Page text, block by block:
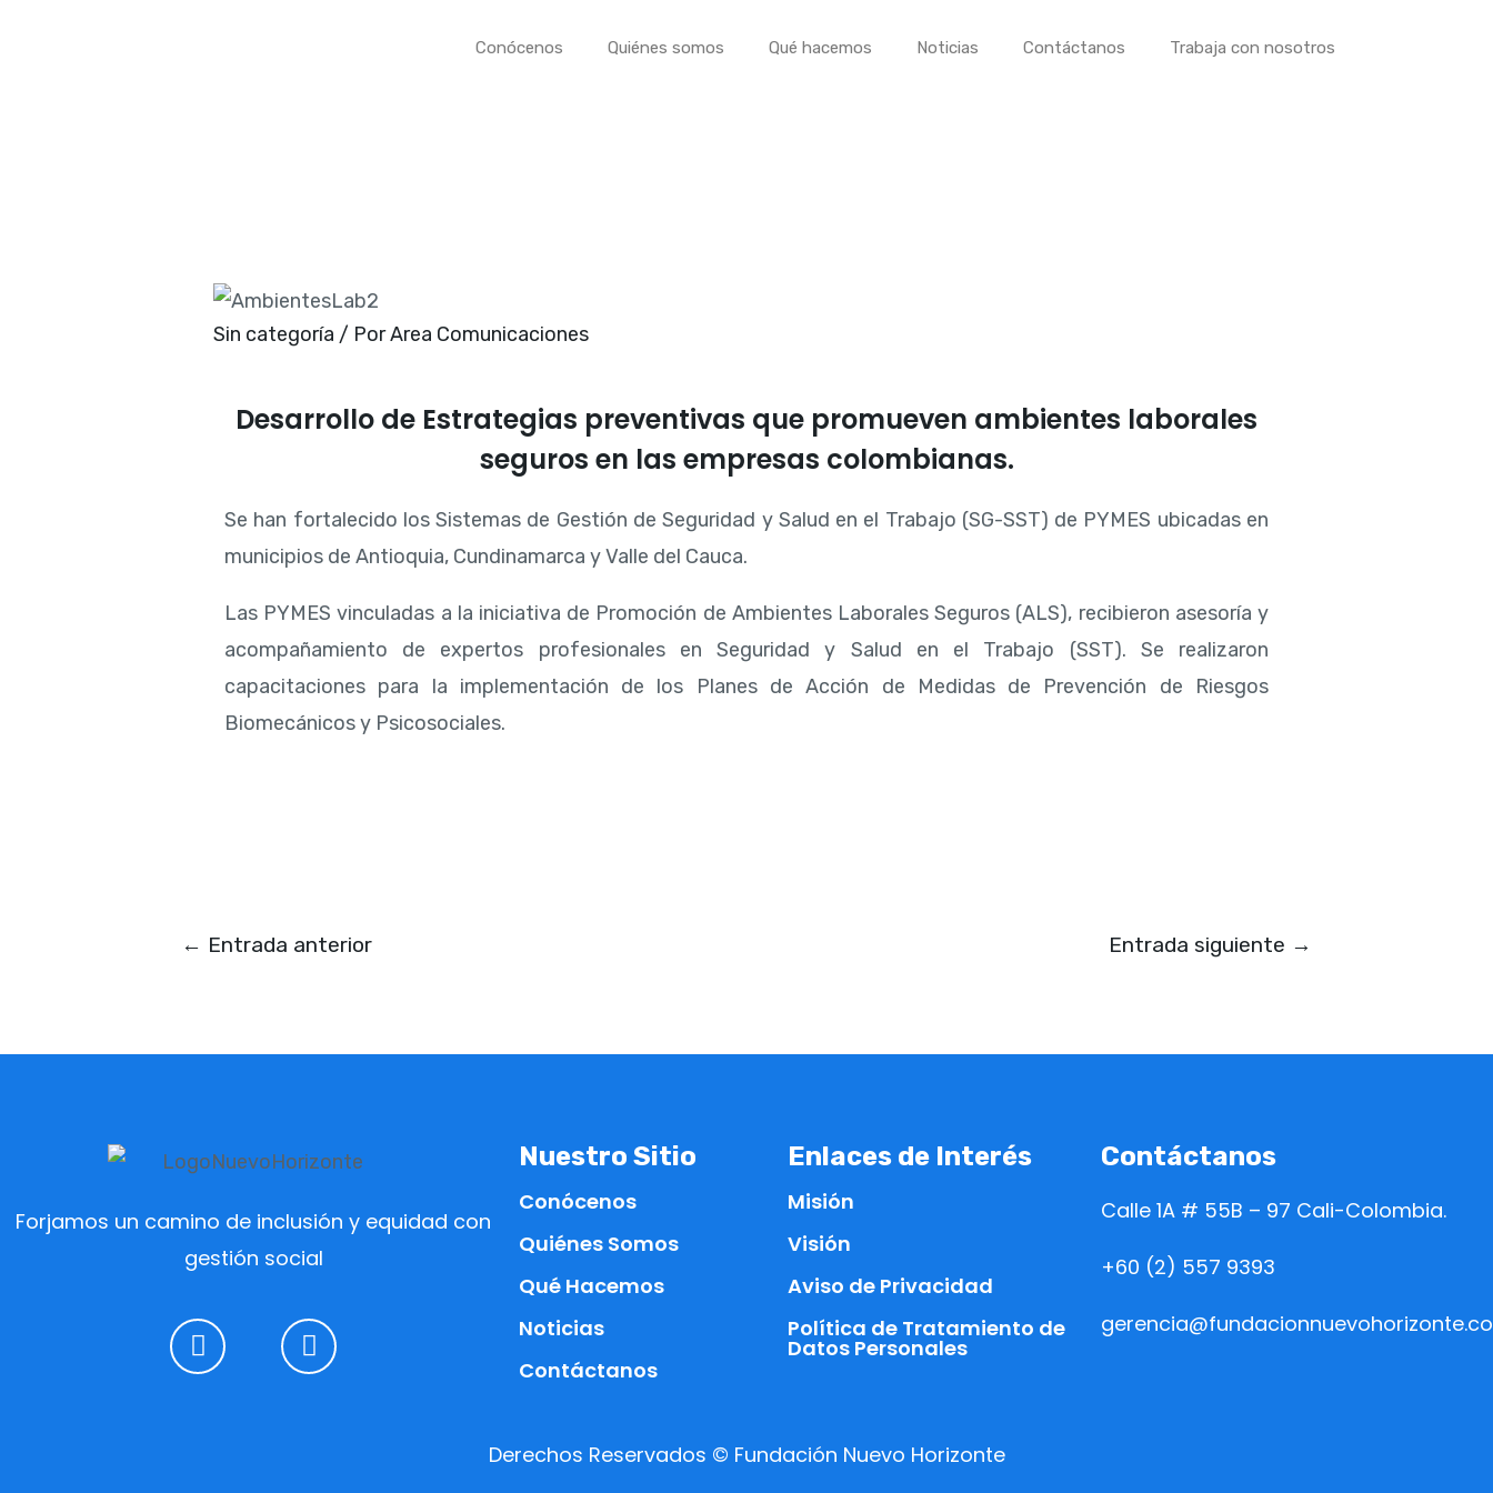
Conócenos Quiénes somos Qué hacemos Noticias Contáctanos Trabaja con nosotros
Sin categoría / PorArea Comunicaciones
Desarrollo de Estrategias preventivas que promueven ambientes laborales
seguros en las empresas colombianas.
Se han fortalecido los Sistemas de Gestión de Seguridad y Salud en el Trabajo (SG-SST) de PYMES ubicadas en
municipios de Antioquia, Cundinamarca y Valle del Cauca.
Las PYMES vinculadas a la iniciativa de Promoción de Ambientes Laborales Seguros (ALS), recibieron asesoría y
acompañamiento de expertos profesionales en Seguridad y Salud en el Trabajo (SST). Se realizaron
capacitaciones para la implementación de los Planes de Acción de Medidas de Prevención de Riesgos
Biomecánicos y Psicosociales.
← Entrada anterior Entrada siguiente →
Forjamos un camino de inclusión y equidad con
gestión social
Nuestro Sitio
Conócenos
Quiénes Somos
Qué Hacemos
Noticias
Contáctanos
Enlaces de Interés
Misión
Visión
Aviso de Privacidad
Política de Tratamiento de
Datos Personales
Contáctanos
Calle 1A # 55B – 97 Cali-Colombia.
+60 (2) 557 9393
Derechos Reservados © Fundación Nuevo Horizonte